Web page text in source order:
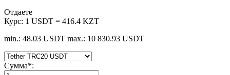
Отдаете
Курс: 1 USDT = 416.4 KZT
min.: 48.03 USDT max.: 10 830.93 USDT
Сумма*: